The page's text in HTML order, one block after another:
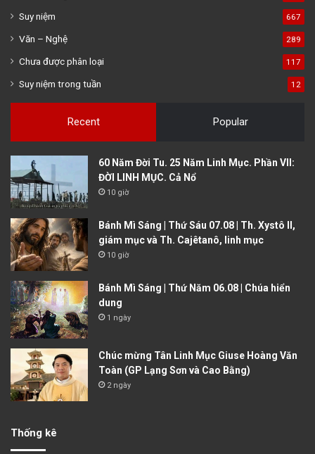
Suy niệm 667
Văn – Nghệ 289
Chưa được phân loại 117
Suy niệm trong tuần 12
Recent Popular
60 Năm Đời Tu. 25 Năm Linh Mục. Phần VII:
ĐỜI LINH MỤC. Cả Nổ
10 giờ
Bánh Mì Sáng | Thứ Sáu 07.08 | Th. Xystô II,
giám mục và Th. Cajêtanô, linh mục
10 giờ
Bánh Mì Sáng | Thứ Năm 06.08 | Chúa hiển
dung
1 ngày
Chúc mừng Tân Linh Mục Giuse Hoàng Văn
Toàn (GP Lạng Sơn và Cao Bằng)
2 ngày
Thống kê